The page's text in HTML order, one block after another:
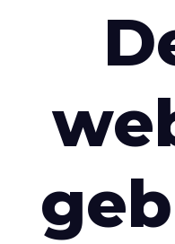
zijn